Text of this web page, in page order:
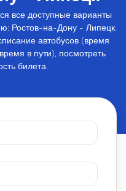
все доступные варианты
Ростов-на-Дону - Липецк.
автобусов (время
в пути), посмотреть
билета.